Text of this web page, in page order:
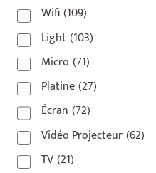
75006 (5)
75007(7)
75008 (17)
75009(5)
75010 (9)
75011 (17)
75012(8)
Wifi(109)
Light(103)
Micro (71)
Platine(27)
Écran (72)
Vidéo Projecteur(62)
TV(21)